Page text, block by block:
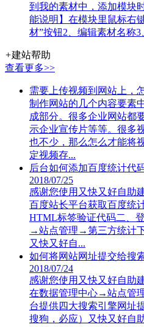
到我的素材中，添加模块
能说明】在模块里鼠标右
材”按钮2、编辑素材名称3
+建站帮助
查看更多>>
需要上传视频到网站上，
制作网站的几个内容要素
成部分。很多企业网站都
示企业宣传片等等。很多
也不少，那么怎么才能将
定视频存...
后台如何添加百度统计代
2018/07/25
感谢您使用又快又好自助
百度站长平台获取百度统
HTML标签验证代码二、
→站点管理→第三方统计
又快又好自...
如何将网站网址提交给搜
2018/07/24
感谢您使用又快又好自助
在数据管理中心→站点管
台提供四大搜索引擎网址
搜狗，必应）又快又好自